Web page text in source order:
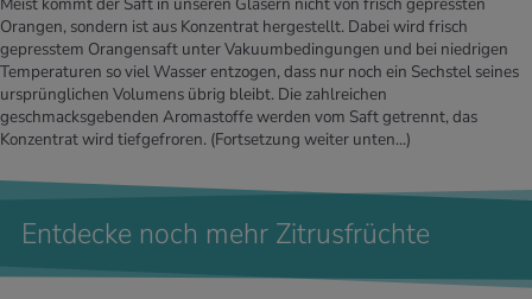
Orangen, sondern ist aus Konzentrat hergestellt. Dabei wird frisch
gepresstem Orangensaft unter Vakuumbedingungen und bei niedrigen
Temperaturen so viel Wasser entzogen, dass nur noch ein Sechstel seines
ursprünglichen Volumens übrig bleibt. Die zahlreichen
geschmacksgebenden Aromastoffe werden vom Saft getrennt, das
Konzentrat wird tiefgefroren. (Fortsetzung weiter unten...)
Entdecke noch mehr Zitrusfrüchte